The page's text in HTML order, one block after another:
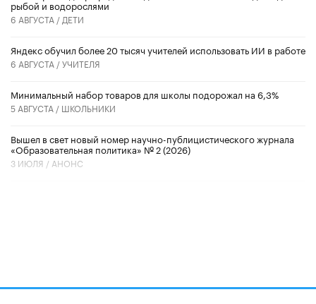
рыбой и водорослями
6 АВГУСТА / ДЕТИ
​Яндекс обучил более 20 тысяч учителей использовать ИИ в работе
6 АВГУСТА /УЧИТЕЛЯ
Минимальный набор товаров для школы подорожал на 6,3%
5 АВГУСТА / ШКОЛЬНИКИ
Вышел в свет новый номер научно-публицистического журнала
«Образовательная политика» № 2 (2026)
3 ИЮЛЯ / АНОНС